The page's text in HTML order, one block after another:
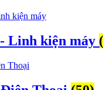
Linh kiện máy